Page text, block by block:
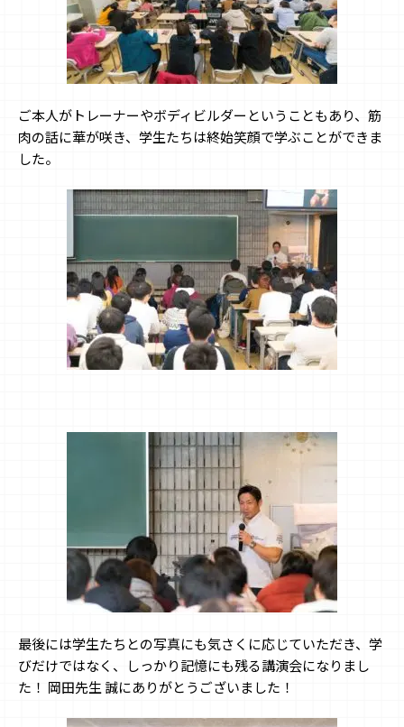
ご本人がトレーナーやボディビルダーということもあり、筋
肉の話に華が咲き、学生たちは終始笑顔で学ぶことができま
した。
最後には学生たちとの写真にも気さくに応じていただき、学
びだけではなく、しっかり記憶にも残る講演会になりまし
た！ 岡田先生 誠にありがとうございました！